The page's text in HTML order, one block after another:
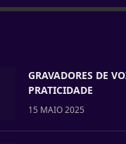
GRAVADORES DE
PRATICIDADE
15 MAIO 2025